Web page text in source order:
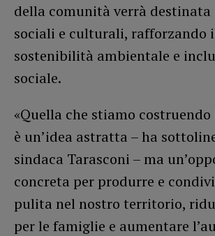
della comunità verrà
sociali e culturali, rafforzando
sostenibilità ambientale e
sociale.
«Quella che stiamo
è un’idea astratta – ha
sindaca Tarasconi – ma
concreta per produrre e
pulita nel nostro territorio,
per le famiglie e aumentare